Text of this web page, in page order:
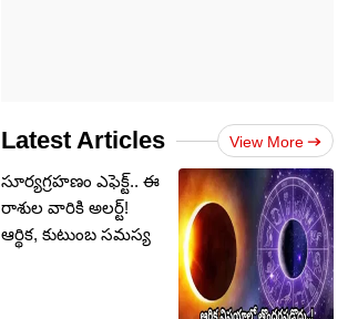
Latest Articles View More
సూర్యగ్రహణం ఎఫెక్ట్.. ఈ
రాశుల వారికి అలర్ట్!
ఆర్థిక, కుటుంబ సమస్య